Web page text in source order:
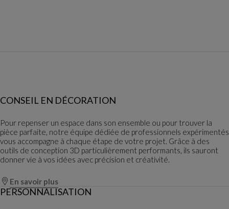
CONSEIL EN DÉCORATION
Pour repenser un espace dans son ensemble ou pour trouver la
pièce parfaite, notre équipe dédiée de professionnels expérimentés
vous accompagne à chaque étape de votre projet. Grâce à des
outils de conception 3D particulièrement performants, ils sauront
donner vie à vos idées avec précision et créativité.
En savoir plus
PERSONNALISATION